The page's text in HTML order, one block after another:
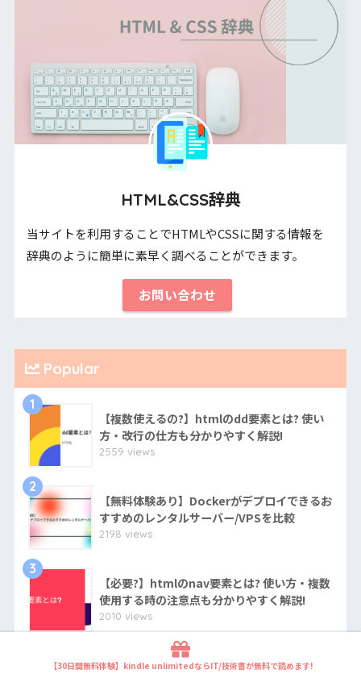
HTML&CSS辞典
当サイトを利用することでHTMLやCSSに関する情報を
辞典のように簡単に素早く調べることができます。
お問い合わせ
Popular
1
【複数使えるの?】htmlのdd要素とは? 使い
方・改行の仕方も分かりやすく解説!
2559 views
2
【無料体験あり】Dockerがデプロイできるお
すすめのレンタルサーバー/VPSを比較
2198 views
3
【必要?】htmlのnav要素とは? 使い方・複数
使用する時の注意点も分かりやすく解説!
2010 views
【超簡単】KAGOYA VPSを利用したARK:
Survival Evolvedマルチプレイ用サーバーの
【30日間無料体験】kindle unlimitedならIT/技術書が無料で読めます!